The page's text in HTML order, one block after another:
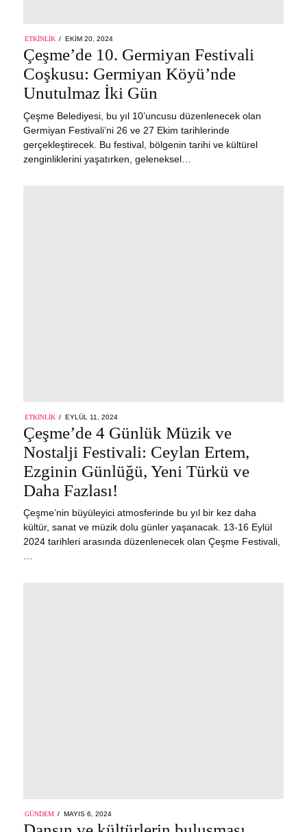
ETKINLIK
POSTED
ON
EKIM 20, 2024
Çeşme’de 10. Germiyan Festivali
Coşkusu: Germiyan Köyü’nde
Unutulmaz İki Gün
Çeşme Belediyesi, bu yıl 10’uncusu düzenlenecek olan
Germiyan Festivali’ni 26 ve 27 Ekim tarihlerinde
gerçekleştirecek. Bu festival, bölgenin tarihi ve kültürel
zenginliklerini yaşatırken, geleneksel…
ETKINLIK
POSTED
ON
EYLÜL 11, 2024
Çeşme’de 4 Günlük Müzik ve
Nostalji Festivali: Ceylan Ertem,
Ezginin Günlüğü, Yeni Türkü ve
Daha Fazlası!
Çeşme’nin büyüleyici atmosferinde bu yıl bir kez daha
kültür, sanat ve müzik dolu günler yaşanacak. 13-16 Eylül
2024 tarihleri arasında düzenlenecek olan Çeşme Festivali,
GÜNDEM
POSTED
MAYIS 6, 2024
6,